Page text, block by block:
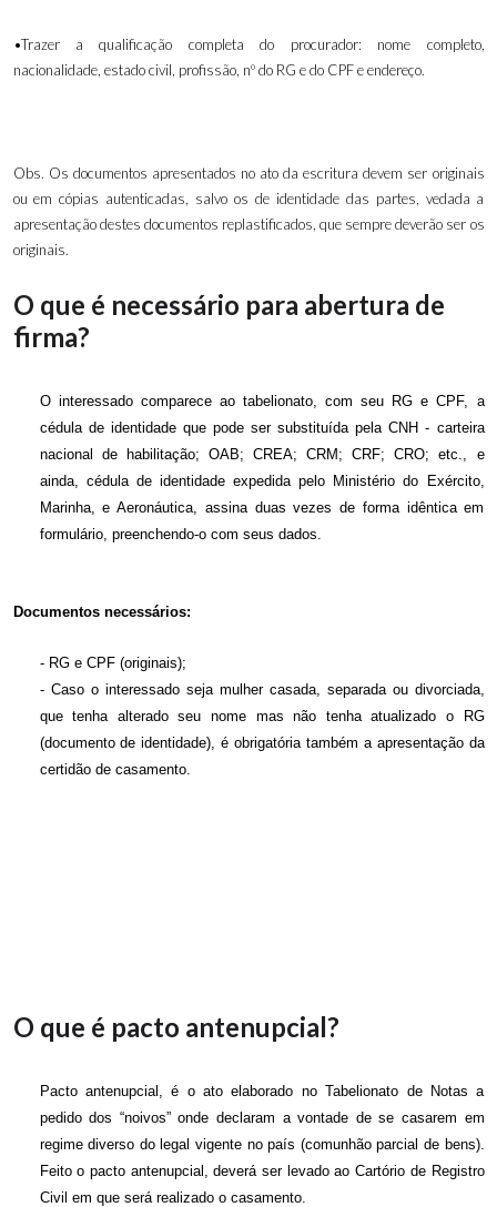
•Trazer a qualificação completa do procurador: nome completo,
nacionalidade, estado civil, profissão, nº do RG e do CPF e endereço.
Obs. Os documentos apresentados no ato da escritura devem ser originais
ou em cópias autenticadas, salvo os de identidade das partes, vedada a
apresentação destes documentos replastificados, que sempre deverão ser os
originais.
O que é necessário para abertura de
firma?
O interessado comparece ao tabelionato, com seu RG e CPF, a
cédula de identidade que pode ser substituída pela CNH - carteira
nacional de habilitação; OAB; CREA; CRM; CRF; CRO; etc., e
ainda, cédula de identidade expedida pelo Ministério do Exército,
Marinha, e Aeronáutica, assina duas vezes de forma idêntica em
formulário, preenchendo-o com seus dados.
Documentos necessários:
- RG e CPF (originais);
- Caso o interessado seja mulher casada, separada ou divorciada,
que tenha alterado seu nome mas não tenha atualizado o RG
(documento de identidade), é obrigatória também a apresentação da
certidão de casamento.
O que é pacto antenupcial?
Pacto antenupcial, é o ato elaborado no Tabelionato de Notas a
pedido dos “noivos” onde declaram a vontade de se casarem em
regime diverso do legal vigente no país (comunhão parcial de bens).
Feito o pacto antenupcial, deverá ser levado ao Cartório de Registro
Civil em que será realizado o casamento.